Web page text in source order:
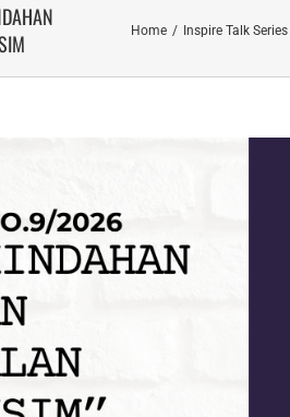
Home / Inspire Talk Series